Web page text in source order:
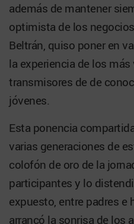
además de mantener
optimista de los
Beltrán, quiso poner en
la experiencia de los
transmisores de de
jóvenes.
Esta ponencia
varias generaciones de
colofón de oro de la
participantes y lo
expuesto, entre padres e
arrancó la sonrisa de los